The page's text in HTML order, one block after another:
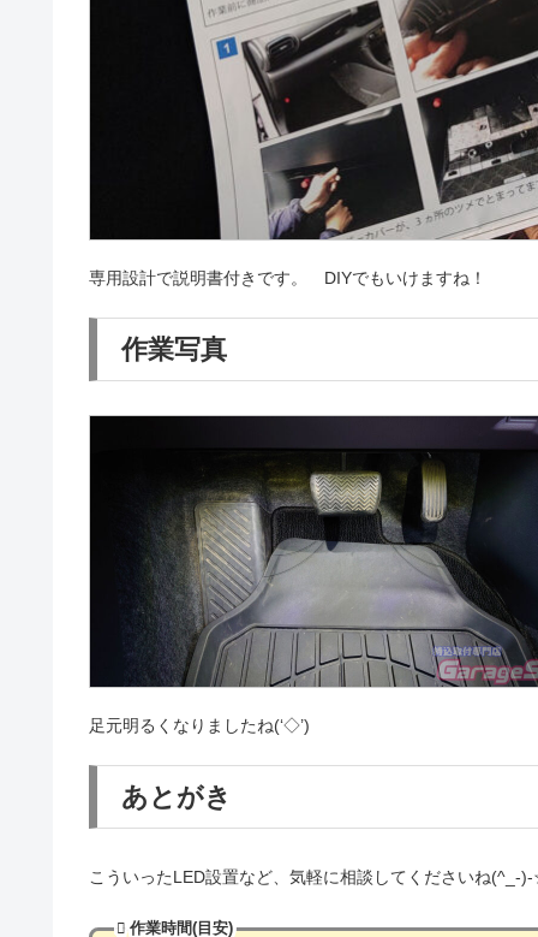
専用設計で説明書付きです。 DIYでもいけますね！
作業写真
足元明るくなりましたね(‘◇’)ゞ
あとがき
こういったLED設置など、気軽に相談してくださいね(^_-
作業時間(目安)